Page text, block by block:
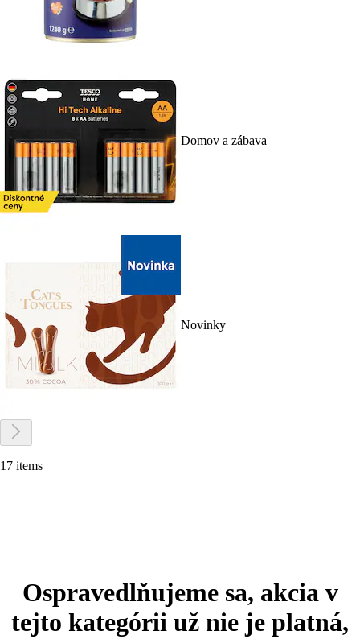
Domov a zábava
Novinky
17 items
Ospravedlňujeme sa, akcia v
tejto kategórii už nie je platná,